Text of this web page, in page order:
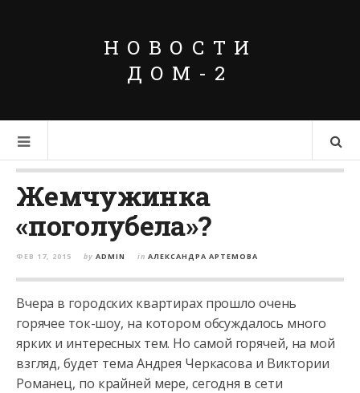
НОВОСТИ
ДОМ-2
Жемчужинка
«поголубела»?
ФЕВ 17, 2015 by ADMIN in АЛЕКСАНДРА АРТЕМОВА
Вчера в городских квартирах прошло очень
горячее ток-шоу, на котором обсуждалось много
ярких и интересных тем. Но самой горячей, на мой
взгляд, будет тема Андрея Черкасова и Виктории
Романец, по крайней мере, сегодня в сети